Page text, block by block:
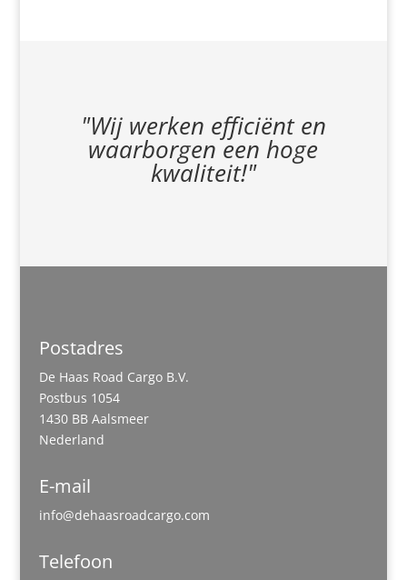
"Wij werken efficiënt en
waarborgen een hoge
kwaliteit!"
Postadres
De Haas Road Cargo B.V.
Postbus 1054
1430 BB Aalsmeer
Nederland
E-mail
info@dehaasroadcargo.com
Telefoon